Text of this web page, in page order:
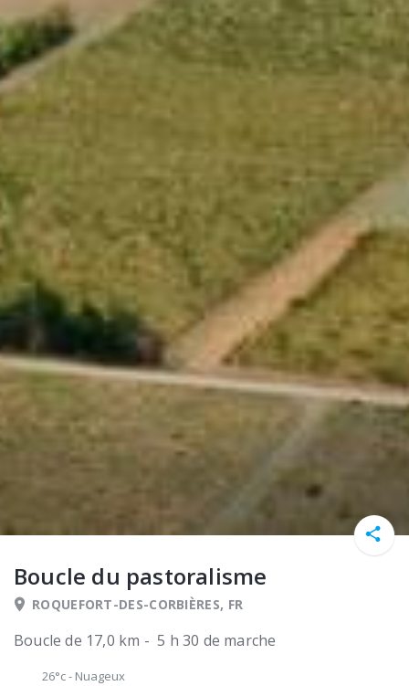
Boucle du pastoralisme
ROQUEFORT-DES-CORBIÈRES, FR
Boucle de 17,0 km - 5 h 30 de marche
26°c- Nuageux